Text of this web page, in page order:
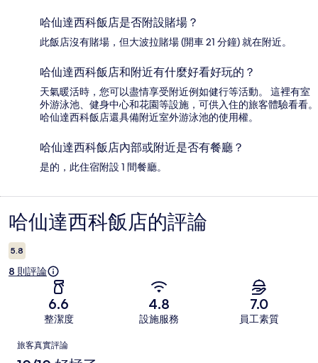
哈仙達西科飯店是否附設賭場？
此飯店沒有賭場，但大波拉賭場 (開車 21 分鐘) 就在附近。
哈仙達西科飯店和附近有什麼好看好玩的？
天氣暖活時，您可以盡情享受附近例如健行等活動。 這裡有室
外游泳池、健身中心和花園等設施，可供入住的旅客體驗看看。
哈仙達西科飯店還具備附近室外游泳池的使用權。
哈仙達西科飯店內部或附近是否有餐廳？
是的，此住宿附設 1 間餐廳。
評
論
哈仙達西科飯店的評論
5.8
8 則評論
6.6
整潔度
4.8
設施服務
7.0
員工素質
評
旅客真實評論